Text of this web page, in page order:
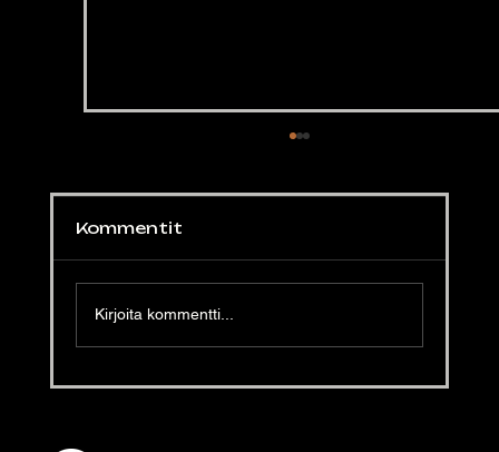
Luomunaudan fileetä ja
Kommentit
Kirjoita kommentti...